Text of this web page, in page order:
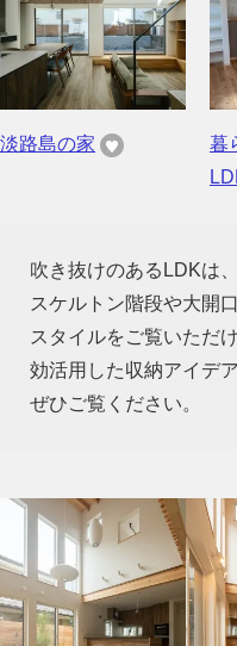
淡路島の家
暮
吹き抜けのあるLDKは
スケルトン階段や大開
スタイルをご覧いただ
効活用した収納アイデ
ぜひご覧ください。